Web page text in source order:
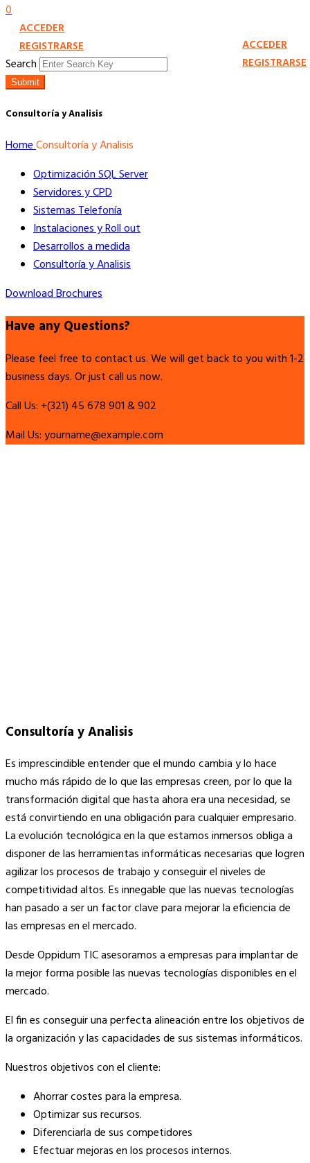
0
ACCEDER
REGISTRARSE
Search
Submit
ACCEDER
REGISTRARSE
Consultoría y Analisis
HomeConsultoría y Analisis
Optimización SQL Server
Servidores y CPD
Sistemas Telefonía
Instalaciones y Roll out
Desarrollos a medida
Consultoría y Analisis
Download Brochures
Have any Questions?
Please feel free to contact us. We will get back to you with 1-2
business days. Or just call us now.
Call Us: +(321) 45 678 901 & 902
Mail Us:yourname@example.com
Consultoría y Analisis
Es imprescindible entender que el mundo cambia y lo hace
mucho más rápido de lo que las empresas creen, por lo que la
transformación digital que hasta ahora era una necesidad, se
está convirtiendo en una obligación para cualquier empresario.
La evolución tecnológica en la que estamos inmersos obliga a
disponer de las herramientas informáticas necesarias que logren
agilizar los procesos de trabajo y conseguir el niveles de
competitividad altos. Es innegable que las nuevas tecnologías
han pasado a ser un factor clave para mejorar la eficiencia de
las empresas en el mercado.
Desde Oppidum TIC asesoramos a empresas para implantar de
la mejor forma posible las nuevas tecnologías disponibles en el
mercado.
El fin es conseguir una perfecta alineación entre los objetivos de
la organización y las capacidades de sus sistemas informáticos.
Nuestros objetivos con el cliente:
Ahorrar costes para la empresa.
Optimizar sus recursos.
Diferenciarla de sus competidores
Efectuar mejoras en los procesos internos.